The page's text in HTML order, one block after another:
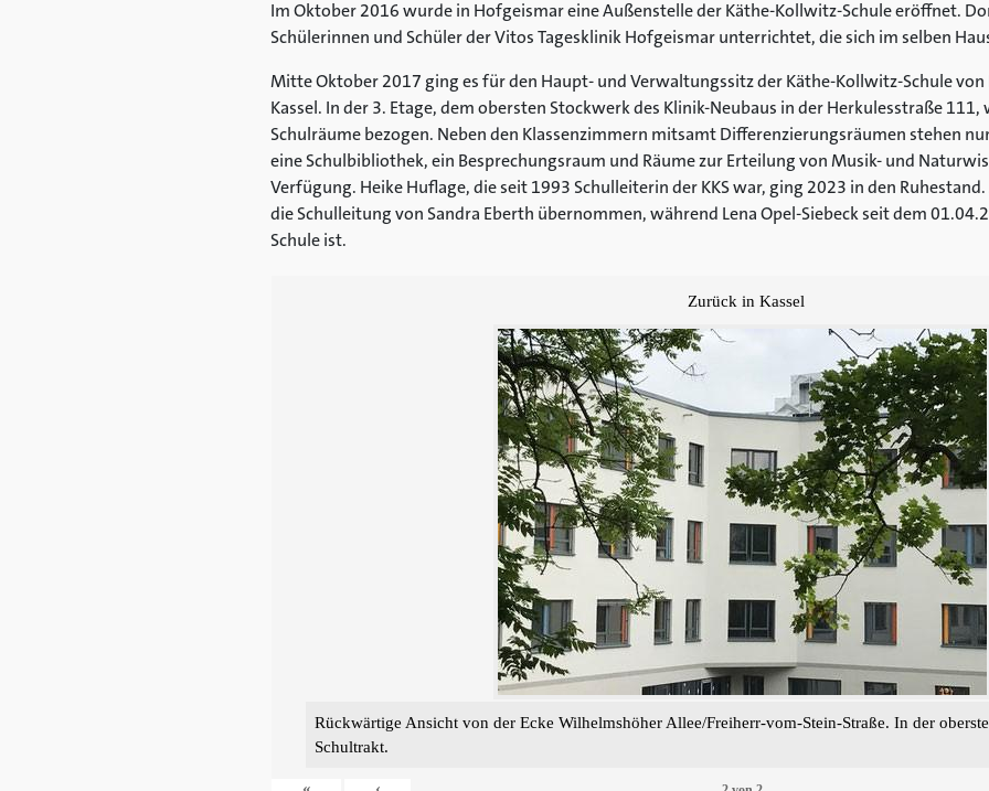
Im Oktober 2016 wurde in Hofgeismar eine Außenstelle der Käthe-Kollwitz-Schule eröffnet.
Schülerinnen und Schüler der Vitos Tagesklinik Hofgeismar unterrichtet, die sich im selben
Mitte Oktober 2017 ging es für den Haupt- und Verwaltungssitz der Käthe-Kollwitz-Schule von
Kassel. In der 3. Etage, dem obersten Stockwerk des Klinik-Neubaus in der Herkulesstraße 111,
Schulräume bezogen. Neben den Klassenzimmern mitsamt Differenzierungsräumen stehen
eine Schulbibliothek, ein Besprechungsraum und Räume zur Erteilung von Musik- und
Verfügung. Heike Huflage, die seit 1993 Schulleiterin der KKS war, ging 2023 in den
die Schulleitung von Sandra Eberth übernommen, während Lena Opel-Siebeck seit dem
Schule ist.
Zurück in Kassel
Rückwärtige Ansicht von der Ecke Wilhelmshöher Allee/Freiherr-vom-Stein-Straße. In der
Schultrakt.